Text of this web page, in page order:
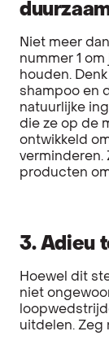
Niet meer
nummer 1 om
houden.
shampoo en
natuurlijke
die ze op de
ontwikkeld
verminderen.
producten
3. Adieu
Hoewel dit
niet
uitdelen. Zeg